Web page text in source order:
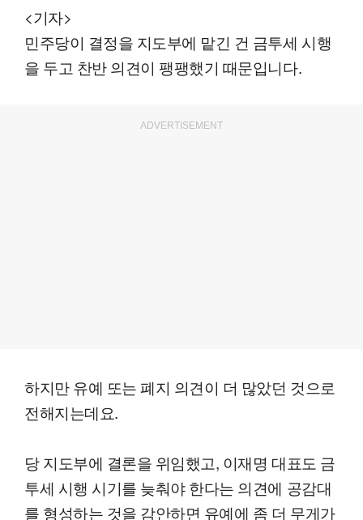
<기자>
민주당이 결정을 지도부에 맡긴 건 금투세 시행
을 두고 찬반 의견이 팽팽했기 때문입니다.
ADVERTISEMENT
하지만 유예 또는 폐지 의견이 더 많았던 것으로
전해지는데요.
당 지도부에 결론을 위임했고, 이재명 대표도 금
투세 시행 시기를 늦춰야 한다는 의견에 공감대
를 형성하는 것을 감안하면 유예에 좀 더 무게가